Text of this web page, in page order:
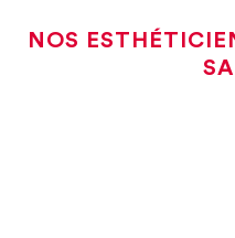
NOS